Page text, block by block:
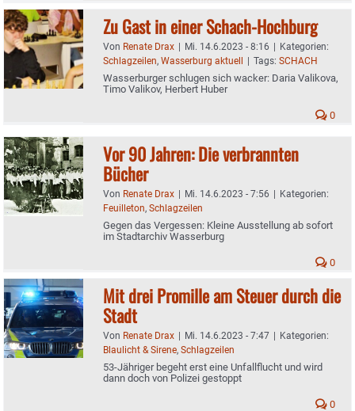
Zu Gast in einer Schach-Hochburg
Von Renate Drax | Mi. 14.6.2023 - 8:16 | Kategorien:
Schlagzeilen, Wasserburg aktuell | Tags: SCHACH
Wasserburger schlugen sich wacker: Daria Valikova,
Timo Valikov, Herbert Huber
0
Vor 90 Jahren: Die verbrannten
Bücher
Von Renate Drax | Mi. 14.6.2023 - 7:56 | Kategorien:
Feuilleton, Schlagzeilen
Gegen das Vergessen: Kleine Ausstellung ab sofort
im Stadtarchiv Wasserburg
0
Mit drei Promille am Steuer durch die
Stadt
Von Renate Drax | Mi. 14.6.2023 - 7:47 | Kategorien:
Blaulicht & Sirene, Schlagzeilen
53-Jähriger begeht erst eine Unfallflucht und wird
dann doch von Polizei gestoppt
0